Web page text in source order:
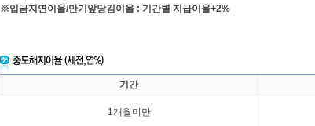
※입금지연이율/만기앞당김이율 : 기간별 지급이율+2%
기간
1개월미만